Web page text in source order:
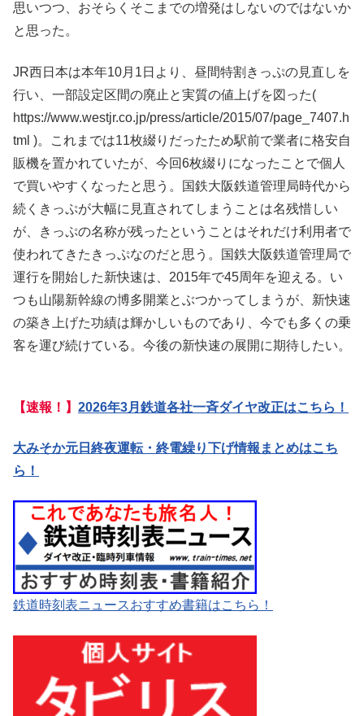
思いつつ、おそらくそこまでの増発はしないのではないか
と思った。
JR西日本は本年10月1日より、昼間特割きっぷの見直しを
行い、一部設定区間の廃止と実質の値上げを図った(
https://www.westjr.co.jp/press/article/2015/07/page_7407.h
tml )。これまでは11枚綴りだったため駅前で業者に格安自
販機を置かれていたが、今回6枚綴りになったことで個人
で買いやすくなったと思う。国鉄大阪鉄道管理局時代から
続くきっぷが大幅に見直されてしまうことは名残惜しい
が、きっぷの名称が残ったということはそれだけ利用者で
使われてきたきっぷなのだと思う。国鉄大阪鉄道管理局で
運行を開始した新快速は、2015年で45周年を迎える。い
つも山陽新幹線の博多開業とぶつかってしまうが、新快速
の築き上げた功績は輝かしいものであり、今でも多くの乗
客を運び続けている。今後の新快速の展開に期待したい。
【速報！】 2026年3月鉄道各社一斉ダイヤ改正はこちら！
大みそか元日終夜運転・終電繰り下げ情報まとめはこち
ら！
鉄道時刻表ニュースおすすめ書籍はこちら！